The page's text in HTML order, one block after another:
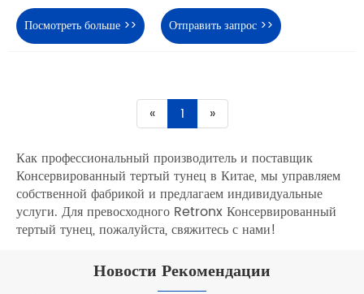
Посмотреть больше >> Отправить запрос >>
« 1 »
Как профессиональный производитель и поставщик
Консервированный тертый тунец в Китае, мы управляем
собственной фабрикой и предлагаем индивидуальные
услуги. Для превосходного Retronx Консервированный
тертый тунец, пожалуйста, свяжитесь с нами!
Новости Рекомендации